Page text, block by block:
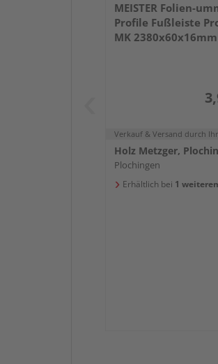
MEISTER Folien-
Profile Fußleiste
MK
Verkauf & Versand durch
Holz Metzger,
Plochingen
Erhältlich bei 1